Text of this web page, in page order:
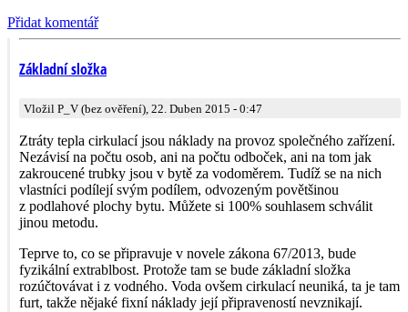
Přidat komentář
Základní složka
Vložil P_V (bez ověření), 22. Duben 2015 - 0:47
Ztráty tepla cirkulací jsou náklady na provoz společného zařízení.
Nezávisí na počtu osob, ani na počtu odboček, ani na tom jak
zakroucené trubky jsou v bytě za vodoměrem. Tudíž se na nich
vlastníci podílejí svým podílem, odvozeným povětšinou
z podlahové plochy bytu. Můžete si 100% souhlasem schválit
jinou metodu.
Teprve to, co se připravuje v novele zákona 67/2013, bude
fyzikální extrablbost. Protože tam se bude základní složka
rozúčtovávat i z vodného. Voda ovšem cirkulací neuniká, ta je tam
furt, takže nějaké fixní náklady její připraveností nevznikají.